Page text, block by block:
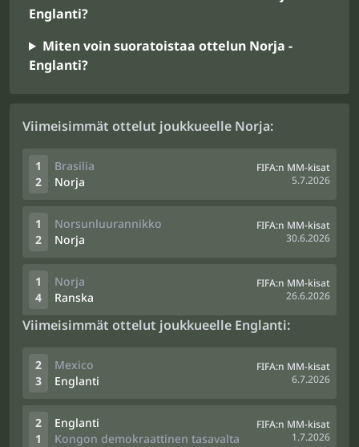
Englanti?
Miten voin suoratoistaa ottelun Norja -
Englanti?
Viimeisimmät ottelut joukkueelle Norja:
1
2
Brasilia
Norja
FIFA:n MM-kisat
5.7.2026
1
2
Norsunluurannikko
Norja
FIFA:n MM-kisat
30.6.2026
1
4
Norja
Ranska
FIFA:n MM-kisat
26.6.2026
Viimeisimmät ottelut joukkueelle Englanti:
2
3
Mexico
Englanti
FIFA:n MM-kisat
6.7.2026
2
1
Englanti
Kongon demokraattinen tasavalta
FIFA:n MM-kisat
1.7.2026